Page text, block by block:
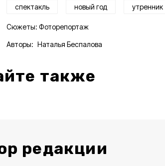
спектакль новый год утренник
Сюжеты: Фоторепортаж
Авторы: Наталья Беспалова
также
редакции